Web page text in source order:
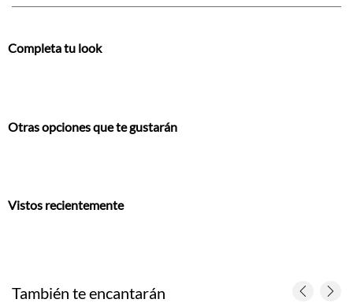
Completa tu look
Otras opciones que te gustarán
Vistos recientemente
También te encantarán